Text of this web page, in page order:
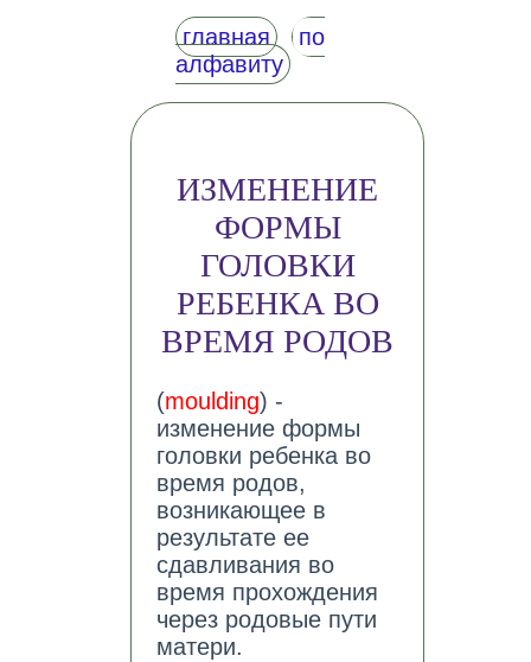
главная
по
алфавиту
ИЗМЕНЕНИЕ
ФОРМЫ
ГОЛОВКИ
РЕБЕНКА ВО
ВРЕМЯ РОДОВ
(moulding) -
изменение формы
головки ребенка во
время родов,
возникающее в
результате ее
сдавливания во
время прохождения
через родовые пути
матери.